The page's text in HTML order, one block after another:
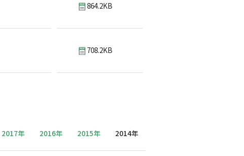
864.2KB
708.2KB
2017年 2016年 2015年 2014年